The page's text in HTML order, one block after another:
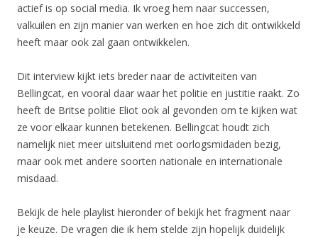
actief is op social media. Ik vroeg hem naar successen,
valkuilen en zijn manier van werken en hoe zich dit ontwikkeld
heeft maar ook zal gaan ontwikkelen.
Dit interview kijkt iets breder naar de activiteiten van
Bellingcat, en vooral daar waar het politie en justitie raakt. Zo
heeft de Britse politie Eliot ook al gevonden om te kijken wat
ze voor elkaar kunnen betekenen. Bellingcat houdt zich
namelijk niet meer uitsluitend met oorlogsmidaden bezig,
maar ook met andere soorten nationale en internationale
misdaad.
Bekijk de hele playlist hieronder of bekijk het fragment naar
je keuze. De vragen die ik hem stelde zijn hopelijk duidelijk